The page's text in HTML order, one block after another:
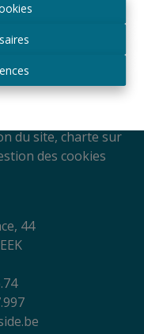
Belgique
via Axa
du site, charte sur
des cookies
44